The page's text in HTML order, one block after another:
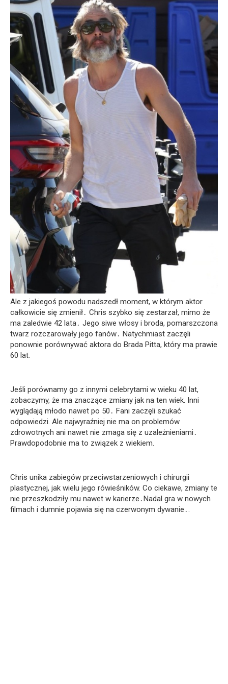
Ale z jakiegoś powodu nadszedł moment, w którym aktor
całkowicie się zmienił․ Chris szybko się zestarzał, mimo że
ma zaledwie 42 lata․ Jego siwe włosy i broda, pomarszczona
twarz rozczarowały jego fanów․ Natychmiast zaczęli
ponownie porównywać aktora do Brada Pitta, który ma prawie
60 lat.
Jeśli porównamy go z innymi celebrytami w wieku 40 lat,
zobaczymy, że ma znaczące zmiany jak na ten wiek. Inni
wyglądają młodo nawet po 50․ Fani zaczęli szukać
odpowiedzi. Ale najwyraźniej nie ma on problemów
zdrowotnych ani nawet nie zmaga się z uzależnieniami․
Prawdopodobnie ma to związek z wiekiem.
Chris unika zabiegów przeciwstarzeniowych i chirurgii
plastycznej, jak wielu jego rówieśników. Co ciekawe, zmiany te
nie przeszkodziły mu nawet w karierze․Nadal gra w nowych
filmach i dumnie pojawia się na czerwonym dywanie․.